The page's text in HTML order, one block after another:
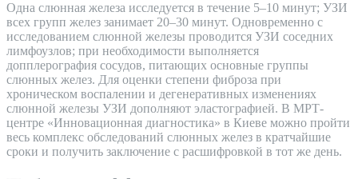
Одна слюнная железа исследуется в течение 5–10 минут; УЗИ
всех групп желез занимает 20–30 минут. Одновременно с
исследованием слюнной железы проводится УЗИ соседних
лимфоузлов; при необходимости выполняется
допплерография сосудов, питающих основные группы
слюнных желез. Для оценки степени фиброза при
хроническом воспалении и дегенеративных изменениях
слюнной железы УЗИ дополняют эластографией. В МРТ-
центре «Инновационная диагностика» в Киеве можно пройти
весь комплекс обследований слюнных желез в кратчайшие
сроки и получить заключение с расшифровкой в тот же день.